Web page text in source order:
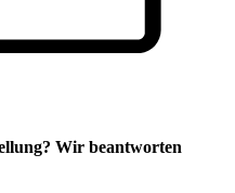
Wir beantworten